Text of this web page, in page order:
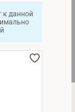
к данной